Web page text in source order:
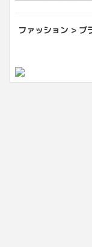
ファッション > ブ